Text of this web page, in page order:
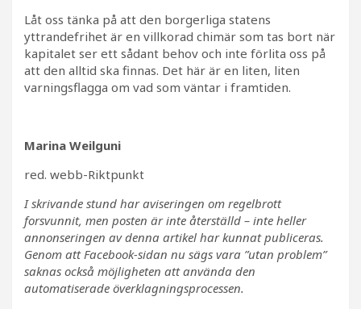
Låt oss tänka på att den borgerliga statens
yttrandefrihet är en villkorad chimär som tas bort när
kapitalet ser ett sådant behov och inte förlita oss på
att den alltid ska finnas. Det här är en liten, liten
varningsflagga om vad som väntar i framtiden.
Marina Weilguni
red. webb-Riktpunkt
I skrivande stund har aviseringen om regelbrott
forsvunnit, men posten är inte återställd – inte heller
annonseringen av denna artikel har kunnat publiceras.
Genom att Facebook-sidan nu sägs vara ”utan problem”
saknas också möjligheten att använda den
automatiserade överklagningsprocessen.